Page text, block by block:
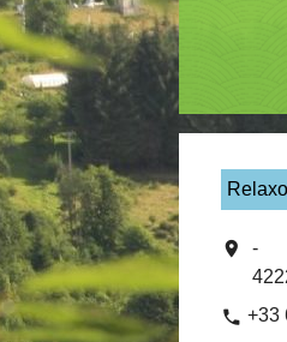
location_on
-
phone +33